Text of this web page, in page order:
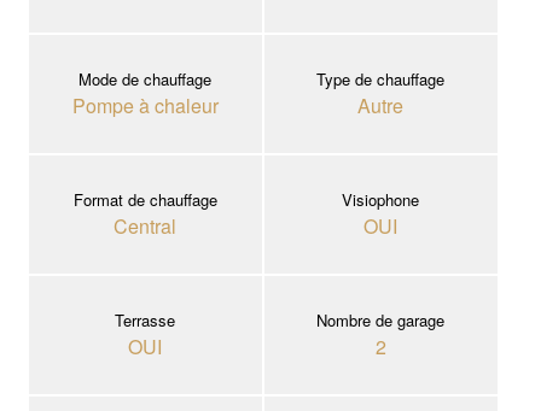
Mode de chauffage
Pompe à chaleur
Type de chauffage
Autre
Format de chauffage
Central
Visiophone
OUI
Terrasse
OUI
Nombre de garage
2